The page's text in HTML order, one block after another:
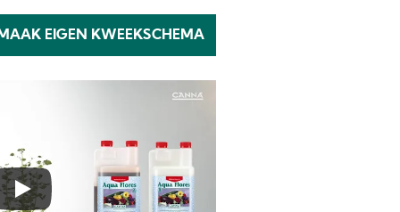
EIGEN KWEEKSCHEMA